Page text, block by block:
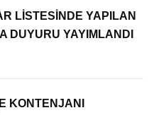
LİSTESİNDE YAPILAN
DUYURU YAYIMLANDI
KONTENJANI